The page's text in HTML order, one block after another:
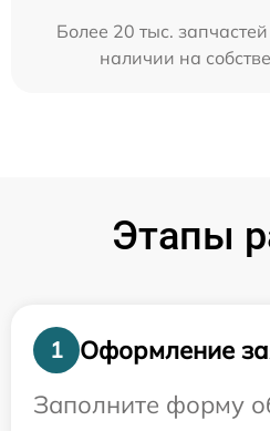
Более 20 тыс.
наличии на
Этапы
1
Оформление
Заполните форму